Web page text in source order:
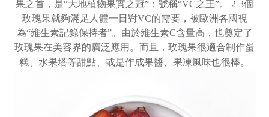
果之首，是“大地植物果實之冠”；號稱“VC之王”。 2-3個
玫瑰果就夠滿足人體一日對VC的需要，被歐洲各國視
為“維生素記錄保持者”。由於維生素C含量高，也奠定了
玫瑰果在美容界的廣泛應用。而且，玫瑰果很適合制作蛋
糕、水果塔等甜點、或是作成果醬、果凍風味也很棒。